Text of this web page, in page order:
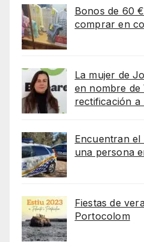
Bonos de 60
comprar en
La mujer de
en nombre de
rectificación a
Encuentran el
una persona
Fiestas de
Portocolom